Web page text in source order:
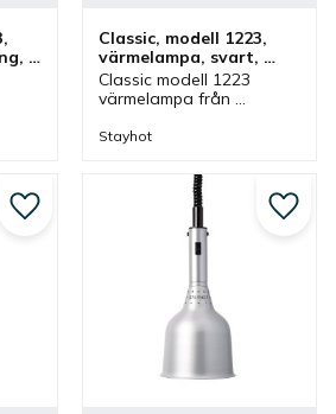
Classic, modell 1223,
värmelampa, svart,
fastmontering
Classic modell 1223
värmelampa från
fastmontering.
kabel och höjd som finns
i olika färger.
Stayhot
Lägg till i favoriter Lägg